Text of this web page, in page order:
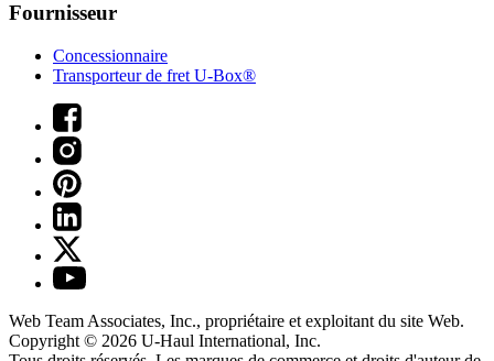
Fournisseur
Concessionnaire
Transporteur de fret U-Box®
Web Team Associates, Inc., propriétaire et exploitant du site Web.
Copyright © 2026 U-Haul International, Inc.